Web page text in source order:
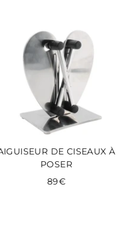
DE CISEAUX À
POSER
89€